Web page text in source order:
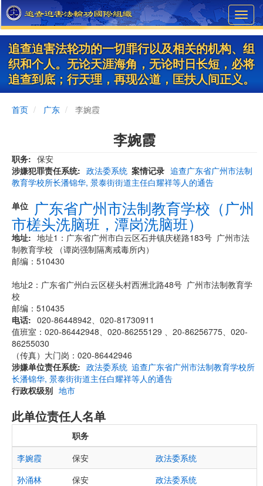
Skip
to
main
content
追查迫害法轮功的一切罪行以及相关的机构、组
织和个人。无论天涯海角，无论时日长短，必将
追查到底；行天理，再现公道，匡扶人间正义。
首页 广东 李婉霞
李婉霞
职务
保安
涉嫌犯罪责任系统
政法委系统 案情记录 追查广东省广州市法制
教育学校所长潘锦华, 景泰街街道主任白耀祥等人的通告
单位
广东省广州市法制教育学校（广州
市槎头洗脑班，潭岗洗脑班）
地址
​地址1：广东省广州市白云区石井镇庆槎路183号 广州市法
制教育学校 （谭岗强制隔离戒毒所内）
邮编：510430
地址2：广东省广州白云区槎头村西洲北路48号 广州市法制教育学
校
邮编：510435
电话
020-86448942、020-81730911
值班室：020-86442948、020-86255129 、20-86256775、020-
86255030
（传真）大门岗：020-86442946
涉嫌单位责任系统
政法委系统 追查广东省广州市法制教育学校所
长潘锦华, 景泰街街道主任白耀祥等人的通告
行政权级别 地市
此单位责任人名单
职务
李婉霞
保安
政法委系统
孙涌林
保安
政法委系统